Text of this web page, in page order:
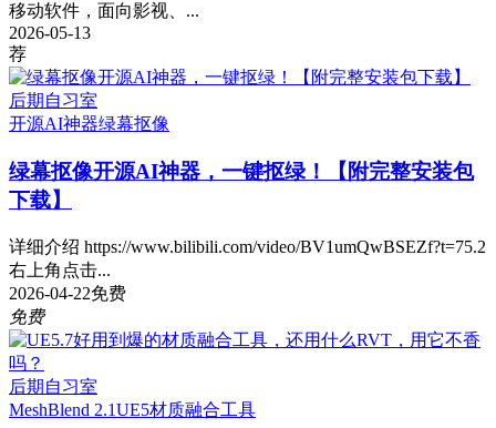
移动软件，面向影视、...
2026-05-13
荐
后期自习室
开源AI神器绿幕抠像
绿幕抠像开源AI神器，一键抠绿！【附完整安装包
下载】
详细介绍 https://www.bilibili.com/video/BV1umQwBSEZf?t=75.2
右上角点击...
2026-04-22免费
免费
后期自习室
MeshBlend 2.1UE5材质融合工具